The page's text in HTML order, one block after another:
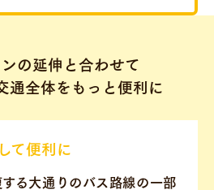
の延伸と合わせて
通全体をもっと便利に
て便利に
る大通りのバス路線の一部